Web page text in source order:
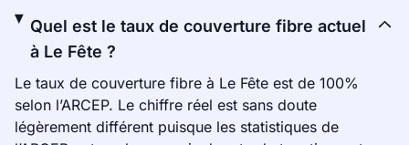
Quel est le taux de couverture fibre actuel
à Le Fête ?
Le taux de couverture fibre à Le Fête est de 100%
selon l’ARCEP. Le chiffre réel est sans doute
légèrement différent puisque les statistiques de